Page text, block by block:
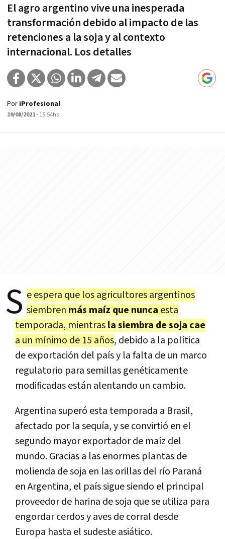
El agro argentino vive una inesperada
transformación debido al impacto de las
retenciones a la soja y al contexto
internacional. Los detalles
Por iProfesional
19/08/2021- 15:54hs
S e espera que los agricultores argentinos
siembren más maíz que nunca esta
temporada, mientrasla siembra de soja cae
a un mínimo de 15 años, debido a la política
de exportación del país y la falta de un marco
regulatorio para semillas genéticamente
modificadas están alentando un cambio.
Argentina superó esta temporada a Brasil,
afectado por la sequía, y se convirtió en el
segundo mayor exportador de maíz del
mundo. Gracias a las enormes plantas de
molienda de soja en las orillas del río Paraná
en Argentina, el país sigue siendo el principal
proveedor de harina de soja que se utiliza para
engordar cerdos y aves de corral desde
Europa hasta el sudeste asiático.